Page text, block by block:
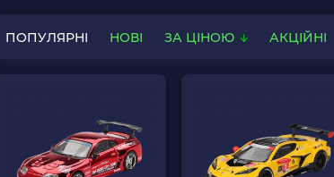
ПОПУЛЯРНІ НОВІ ЗА ЦІНОЮ АКЦІЙНІ